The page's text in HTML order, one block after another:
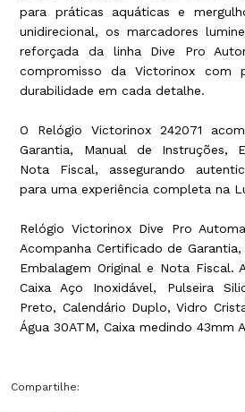
para práticas aquáticas e
unidirecional, os marcadores
reforçada da linha Dive Pro
compromisso da Victorinox com
durabilidade em cada detalhe.
O Relógio Victorinox 242071
Garantia, Manual de Instruções,
Nota Fiscal, assegurando
para uma experiência completa na
Relógio Victorinox Dive Pro
Acompanha Certificado de
Embalagem Original e Nota Fiscal.
Caixa Aço Inoxidável, Pulseira
Preto, Calendário Duplo, Vidro
Água 30ATM, Caixa medindo 43mm
Compartilhe: